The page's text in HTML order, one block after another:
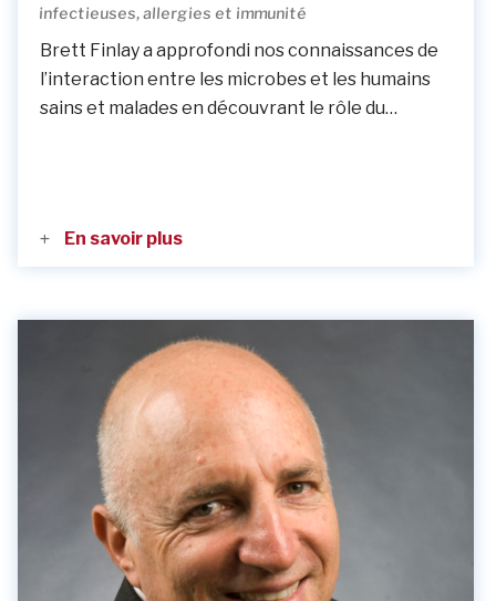
infectieuses, allergies et immunité
Brett Finlay a approfondi nos connaissances de
l’interaction entre les microbes et les humains
sains et malades en découvrant le rôle du…
En savoir plus